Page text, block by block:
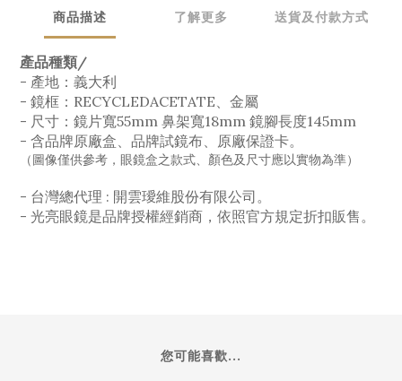
商品描述 了解更多 送貨及付款方式
產品種類/
- 產地：義大利
- 鏡框：RECYCLEDACETATE、金屬
- 尺寸：鏡片寬55mm 鼻架寬18mm 鏡腳長度145mm
- 含品牌原廠盒、品牌試鏡布、原廠保證卡。
（圖像僅供參考，眼鏡盒之款式、顏色及尺寸應以實物為準）
- 台灣總代理 : 開雲璦維股份有限公司。
- 光亮眼鏡是品牌授權經銷商，依照官方規定折扣販售。
您可能喜歡...